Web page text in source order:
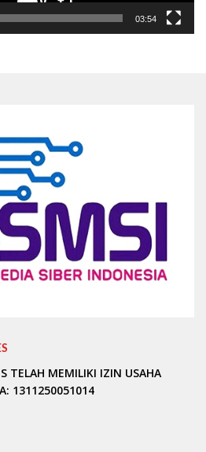
03:54
TELAH MEMILIKI IZIN USAHA
1311250051014